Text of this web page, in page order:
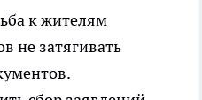
к жителям
не затягивать